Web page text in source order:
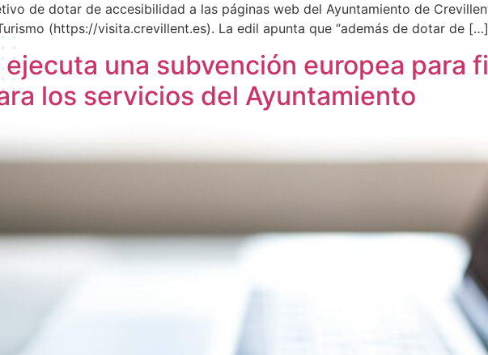
de dotar de accesibilidad a las páginas web del Ayuntamiento de
(https://visita.crevillent.es). La edil apunta que “además de dotar de […]
una subvención europea para
los servicios del Ayuntamiento